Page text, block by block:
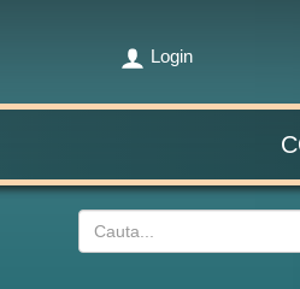
Login